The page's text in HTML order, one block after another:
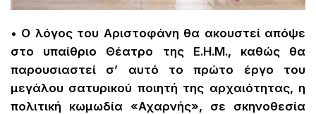
• Ο λόγος του Αριστοφάνη θα ακουστεί απόψε
στο υπαίθριο Θέατρο της Ε.Η.Μ., καθώς θα
παρουσιαστεί σ’ αυτό το πρώτο έργο του
μεγάλου σατυρικού ποιητή της αρχαιότητας, η
πολιτική κωμωδία «Αχαρνής», σε σκηνοθεσία